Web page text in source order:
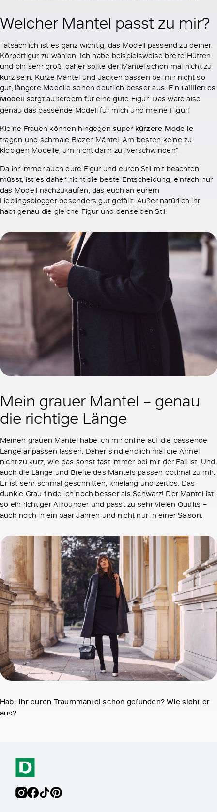
Welcher Mantel passt zu mir?
Tatsächlich ist es ganz wichtig, das Modell passend zu deiner
Körperfigur zu wählen. Ich habe beispielsweise breite Hüften
und bin sehr groß, daher sollte der Mantel schon mal nicht zu
kurz sein. Kurze Mäntel und Jacken passen bei mir nicht so
gut, längere Modelle sehen deutlich besser aus. Eintailliertes
Modell sorgt außerdem für eine gute Figur. Das wäre also
genau das passende Modell für mich und meine Figur!
Kleine Frauen können hingegen super kürzere Modelle
tragen und schmale Blazer-Mäntel. Am besten keine zu
klobigen Modelle, um nicht darin zu „verschwinden“.
Da ihr immer auch eure Figur und euren Stil mit beachten
müsst, ist es daher nicht die beste Entscheidung, einfach nur
das Modell nachzukaufen, das euch an eurem
Lieblingsblogger besonders gut gefällt. Außer natürlich ihr
habt genau die gleiche Figur und denselben Stil.
Mein grauer Mantel – genau
die richtige Länge
Meinen grauen Mantel habe ich mir online auf die passende
Länge anpassen lassen. Daher sind endlich mal die Ärmel
nicht zu kurz, wie das sonst fast immer bei mir der Fall ist. Und
auch die Länge und Breite des Mantels passen optimal zu mir.
Er ist sehr schmal geschnitten, knielang und zeitlos. Das
dunkle Grau finde ich noch besser als Schwarz! Der Mantel ist
so ein richtiger Allrounder und passt zu sehr vielen Outfits –
auch noch in ein paar Jahren und nicht nur in einer Saison.
Habt ihr euren Traummantel schon gefunden? Wie sieht er
aus?